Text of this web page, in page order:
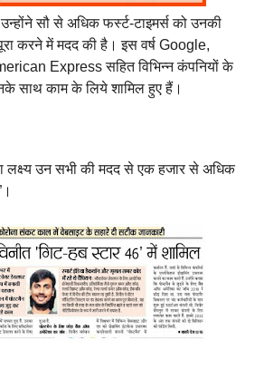
सौ से अधिक फर्स्ट-टाइमर्स को उनकी
करने में मदद की है। इस वर्ष Google,
Express सहित विभिन्न कंपनियों के
साथ काम के लिये शामिल हुए हैं।
लक्ष्य उन सभी की मदद से एक हजार से अधिक